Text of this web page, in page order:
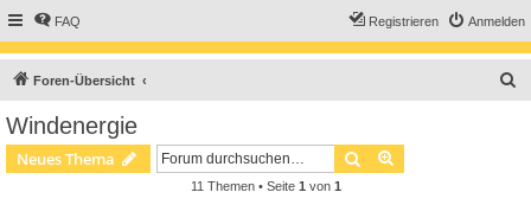
FAQ Anmelden
Registrieren
Foren-Übersicht
Windenergie
Neues Thema Suche
11 Themen • Seite 1 von 1